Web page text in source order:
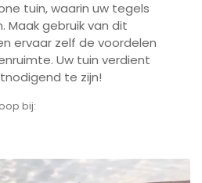
tuin, waarin uw tegels
Maak gebruik van dit
ervaar zelf de voordelen
Uw tuin verdient
te zijn!
bij: